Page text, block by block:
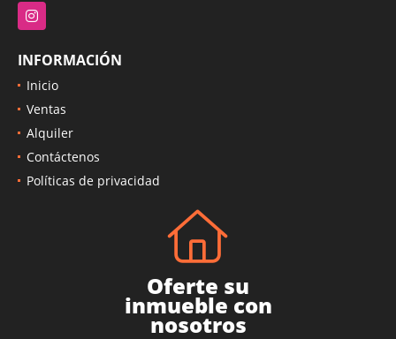
Instagram
INFORMACIÓN
Inicio
Ventas
Alquiler
Contáctenos
Políticas de privacidad
Oferte su
inmueble con
nosotros